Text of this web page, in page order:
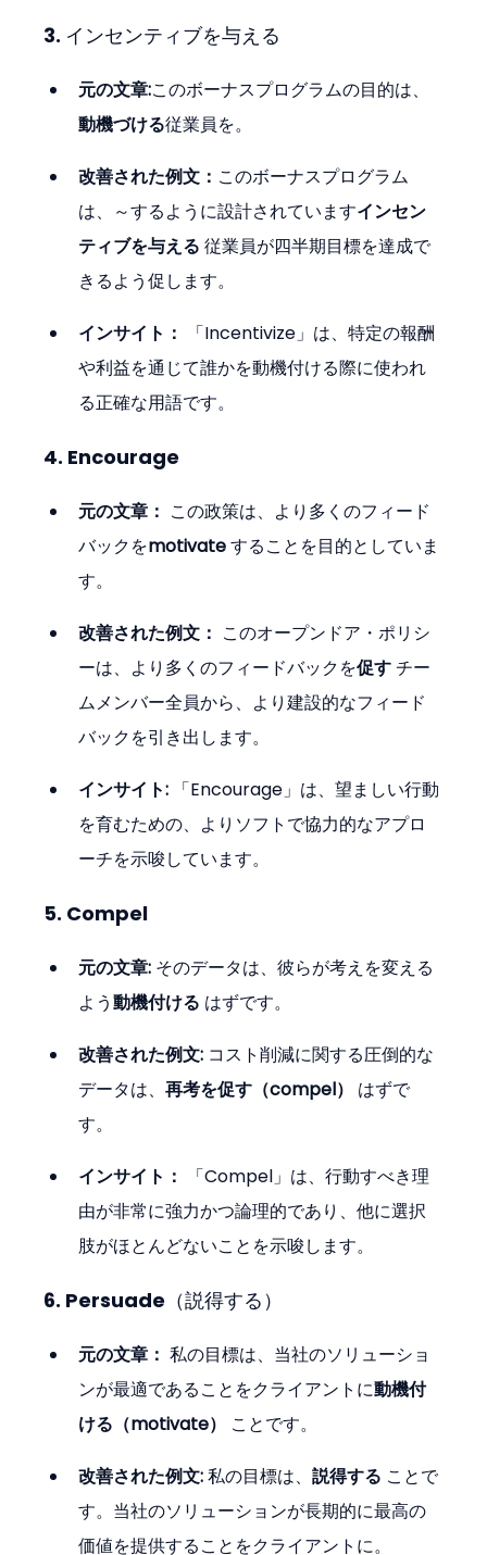
3. インセンティブを与える
元の文章:このボーナスプログラムの目的は、
動機づける従業員を。
改善された例文： このボーナスプログラム
は、～するように設計されていますインセン
ティブを与える 従業員が四半期目標を達成で
きるよう促します。
インサイト：
「Incentivize」は、特定の報酬
や利益を通じて誰かを動機付ける際に使われ
る正確な用語です。
4. Encourage
元の文章： この政策は、より多くのフィード
バックをmotivate することを目的としていま
す。
改善された例文： このオープンドア・ポリシ
ーは、より多くのフィードバックを促す チー
ムメンバー全員から、より建設的なフィード
バックを引き出します。
インサイト: 「Encourage」は、望ましい行動
を育むための、よりソフトで協力的なアプロ
ーチを示唆しています。
5. Compel
元の文章: そのデータは、彼らが考えを変える
よう動機付ける はずです。
改善された例文: コスト削減に関する圧倒的な
データは、再考を促す（compel）
はずで
す。
インサイト：
「Compel」は、行動すべき理
由が非常に強力かつ論理的であり、他に選択
肢がほとんどないことを示唆します。
6. Persuade（説得する）
元の文章： 私の目標は、当社のソリューショ
ンが最適であることをクライアントに動機付
ける（motivate）
ことです。
改善された例文: 私の目標は、説得する ことで
す。当社のソリューションが長期的に最高の
価値を提供することをクライアントに。